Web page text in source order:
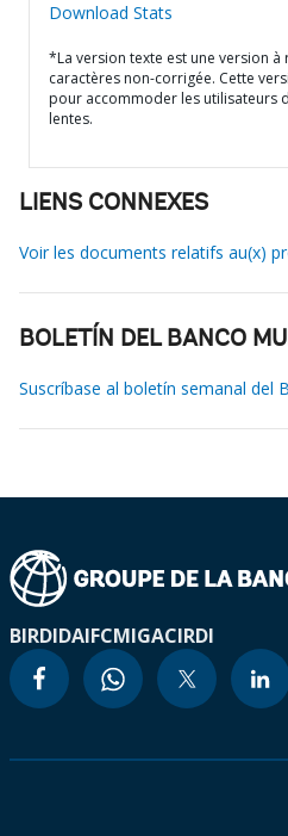
Download Stats
*La version texte est une version
caractères non-corrigée. Cette
pour accommoder les utilisateurs
lentes.
LIENS CONNEXES
Voir les documents relatifs au(x)
BOLETÍN DEL BANCO
Suscríbase al boletín semanal del
BIRDIDAIFCMIGACIRDI